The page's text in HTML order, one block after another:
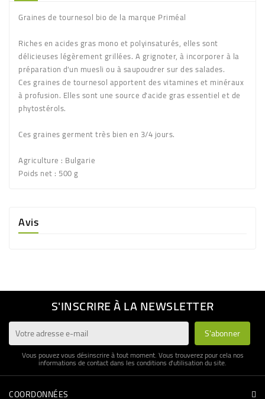
Graines de tournesol bio de la marque Priméal
Riches en acides gras mono et polyinsaturés, elles sont
délicieuses légèrement grillées. A grignoter, à incorporer à la
préparation d'un muesli ou à saupoudrer sur des salades.
Ces graines de tournesol apportent des vitamines et minéraux
à profusion. Elles sont une source d'acide gras essentiel et de
phytostérols.
Ces graines germent très bien en 3/4 jours.
Agriculture : Bulgarie
Poids net : 500 g
Avis
S'INSCRIRE À LA NEWSLETTER
Vous pouvez vous désinscrire à tout moment. Vous trouverez pour cela nos
informations de contact dans les conditions d'utilisation du site.
COORDONNÉES